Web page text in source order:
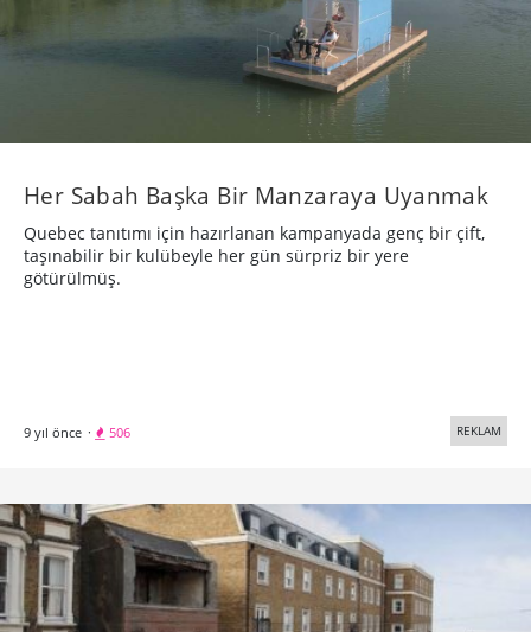
Her Sabah Başka Bir Manzaraya Uyanmak
Quebec tanıtımı için hazırlanan kampanyada genç bir çift,
taşınabilir bir kulübeyle her gün sürpriz bir yere
götürülmüş.
9 yıl önce · 506 REKLAM